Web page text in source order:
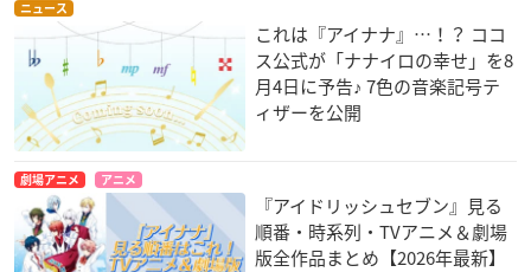
ニュース
これは『アイナナ』…！？ ココ
ス公式が「ナナイロの幸せ」を8
月4日に予告♪ 7色の音楽記号テ
ィザーを公開
劇場アニメ アニメ
『アイドリッシュセブン』見る
順番・時系列・TVアニメ＆劇場
版全作品まとめ【2026年最新】